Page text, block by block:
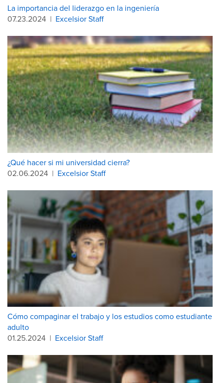
La importancia del liderazgo en la ingeniería
07.23.2024 | Excelsior Staff
¿Qué hacer si mi universidad cierra?
02.06.2024 | Excelsior Staff
Cómo compaginar el trabajo y los estudios como estudiante
adulto
01.25.2024 | Excelsior Staff